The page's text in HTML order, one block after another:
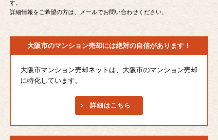
す。
詳細情報をご希望の方は、メールでお問い合わせください。
大阪市のマンション売却には絶対の自信があります！
大阪市マンション売却ネットは、大阪市のマンション売却
に特化しています。
詳細はこちら